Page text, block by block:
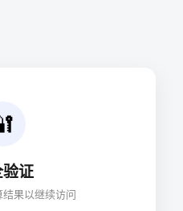
证
果以继续访问